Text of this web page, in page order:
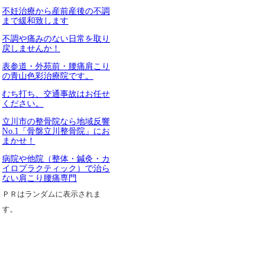
不妊治療から産前産後の不調
まで緩和致します
不調や痛みのない日常を取り
戻しませんか！
表参道・外苑前・腰痛肩こり
の青山色彩治療院です。
むち打ち、交通事故はお任せ
ください。
立川市の整骨院なら地域反響
No.1「骨盤立川整骨院」にお
まかせ！
病院や他院（整体・鍼灸・カ
イロプラクティック）で治ら
ない肩こり腰痛専門
ＰＲはランダムに表示されま
す。